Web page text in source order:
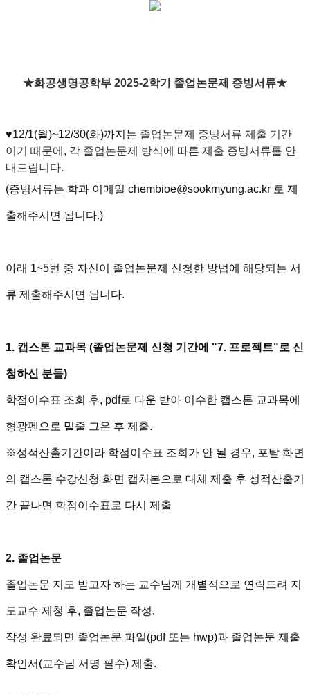
★화공생명공학부 2025-2학기 졸업논문제 증빙서류★
♥12/1(월)~12/30(화)까지는 졸업논문제 증빙서류 제출 기간
이기 때문에, 각 졸업논문제 방식에 따른 제출 증빙서류를 안
내드립니다.
(증빙서류는 학과 이메일 chembioe@sookmyung.ac.kr 로 제
출해주시면 됩니다.)
아래 1~5번 중 자신이 졸업논문제 신청한 방법에 해당되는 서
류 제출해주시면 됩니다.
1. 캡스톤 교과목 (졸업논문제 신청 기간에 "7. 프로젝트"로 신
청하신 분들)
학점이수표 조회 후, pdf로 다운 받아 이수한 캡스톤 교과목에
형광펜으로 밑줄 그은 후 제출.
※성적산출기간이라 학점이수표 조회가 안 될 경우, 포탈 화면
의 캡스톤 수강신청 화면 캡처본으로 대체 제출 후 성적산출기
간 끝나면 학점이수표로 다시 제출
2. 졸업논문
졸업논문 지도 받고자 하는 교수님께 개별적으로 연락드려 지
도교수 제청 후, 졸업논문 작성.
작성 완료되면 졸업논문 파일(pdf 또는 hwp)과 졸업논문 제출
확인서(교수님 서명 필수) 제출.